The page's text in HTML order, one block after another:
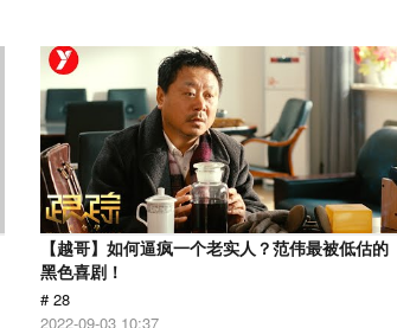
【越哥】如何逼疯一个老实人？范伟最被低估的
黑色喜剧！
# 28
2022-09-03 10:37